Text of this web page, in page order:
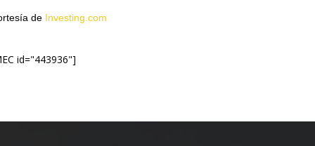
de Investing.com
id="443936"]